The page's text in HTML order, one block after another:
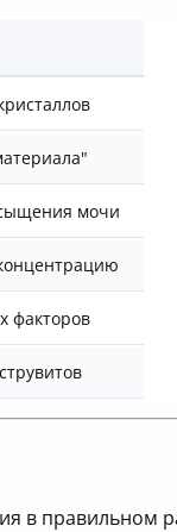
мочи
факторов
в правильном